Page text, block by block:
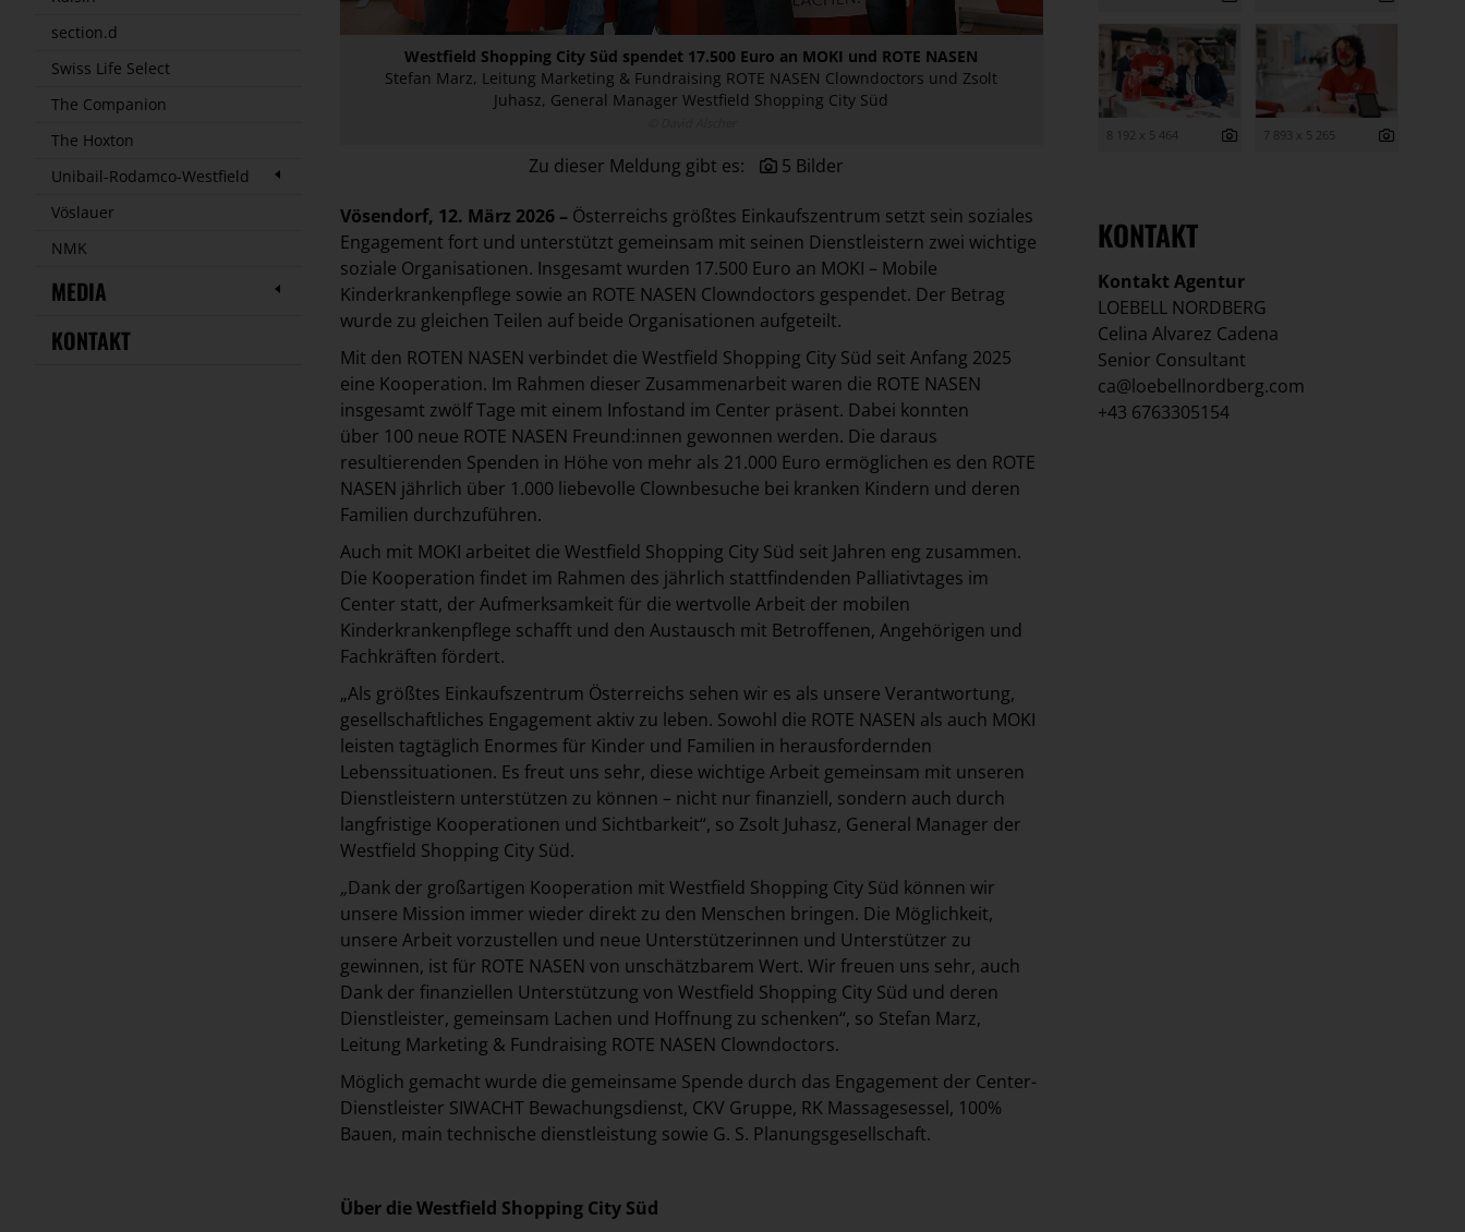
section.d
Swiss Life Select
The Companion
The Hoxton
Unibail-Rodamco-Westfield
Vöslauer
NMK
MEDIA
KONTAKT
Westfield Shopping City Süd spendet 17.500 Euro an MOKI und ROTE NASEN
Stefan Marz, Leitung Marketing & Fundraising ROTE NASEN Clowndoctors und Zsolt
Juhasz, General Manager Westfield Shopping City Süd
Zu dieser Meldung gibt es: 5 Bilder
Vösendorf, 12. März 2026 – Österreichs größtes Einkaufszentrum setzt sein soziales
Engagement fort und unterstützt gemeinsam mit seinen Dienstleistern zwei wichtige
soziale Organisationen. Insgesamt wurden 17.500 Euro an MOKI – Mobile
Kinderkrankenpflege sowie an ROTE NASEN Clowndoctors gespendet. Der Betrag
wurde zu gleichen Teilen auf beide Organisationen aufgeteilt.
Mit den ROTEN NASEN verbindet die Westfield Shopping City Süd seit Anfang 2025
eine Kooperation. Im Rahmen dieser Zusammenarbeit waren die ROTE NASEN
insgesamt zwölf Tage mit einem Infostand im Center präsent. Dabei konnten
über 100 neue ROTE NASEN Freund:innen gewonnen werden. Die daraus
resultierenden Spenden in Höhe von mehr als 21.000 Euro ermöglichen es den ROTE
NASEN jährlich über 1.000 liebevolle Clownbesuche bei kranken Kindern und deren
Familien durchzuführen.
Auch mit MOKI arbeitet die Westfield Shopping City Süd seit Jahren eng zusammen.
Die Kooperation findet im Rahmen des jährlich stattfindenden Palliativtages im
Center statt, der Aufmerksamkeit für die wertvolle Arbeit der mobilen
Kinderkrankenpflege schafft und den Austausch mit Betroffenen, Angehörigen und
Fachkräften fördert.
„Als größtes Einkaufszentrum Österreichs sehen wir es als unsere Verantwortung,
gesellschaftliches Engagement aktiv zu leben. Sowohl die ROTE NASEN als auch MOKI
leisten tagtäglich Enormes für Kinder und Familien in herausfordernden
Lebenssituationen. Es freut uns sehr, diese wichtige Arbeit gemeinsam mit unseren
Dienstleistern unterstützen zu können – nicht nur finanziell, sondern auch durch
langfristige Kooperationen und Sichtbarkeit“, so Zsolt Juhasz, General Manager der
Westfield Shopping City Süd.
„Dank der großartigen Kooperation mit Westfield Shopping City Süd können wir
unsere Mission immer wieder direkt zu den Menschen bringen. Die Möglichkeit,
unsere Arbeit vorzustellen und neue Unterstützerinnen und Unterstützer zu
gewinnen, ist für ROTE NASEN von unschätzbarem Wert. Wir freuen uns sehr, auch
Dank der finanziellen Unterstützung von Westfield Shopping City Süd und deren
Dienstleister, gemeinsam Lachen und Hoffnung zu schenken“, so Stefan Marz,
Leitung Marketing & Fundraising ROTE NASEN Clowndoctors.
Möglich gemacht wurde die gemeinsame Spende durch das Engagement der Center-
Dienstleister SIWACHT Bewachungsdienst, CKV Gruppe, RK Massagesessel, 100%
Bauen, main technische dienstleistung sowie G. S. Planungsgesellschaft.
Über die Westfield Shopping City Süd
8 192 x 5 464 7 893 x 5 265
KONTAKT
Kontakt Agentur
LOEBELL NORDBERG
Celina Alvarez Cadena
Senior Consultant
ca@loebellnordberg.com
+43 6763305154